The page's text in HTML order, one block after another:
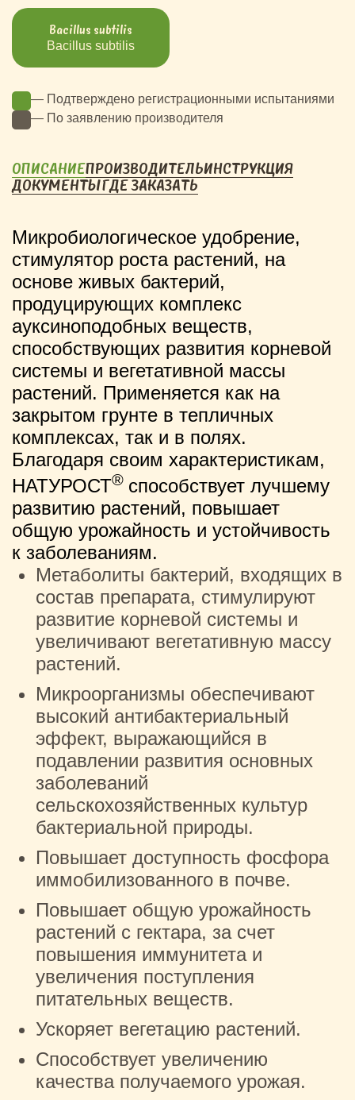
Bacillus subtilis
Bacillus subtilis
— Подтверждено регистрационными испытаниями
— По заявлению производителя
ОПИСАНИЕПРОИЗВОДИТЕЛЬИНСТРУКЦИЯ
ДОКУМЕНТЫГДЕ ЗАКАЗАТЬ
Микробиологическое удобрение,
стимулятор роста растений, на
основе живых бактерий,
продуцирующих комплекс
ауксиноподобных веществ,
способствующих развития корневой
системы и вегетативной массы
растений. Применяется как на
закрытом грунте в тепличных
комплексах, так и в полях.
Благодаря своим характеристикам,
НАТУРОСТ® способствует лучшему
развитию растений, повышает
общую урожайность и устойчивость
к заболеваниям.
Метаболиты бактерий, входящих в
состав препарата, стимулируют
развитие корневой системы и
увеличивают вегетативную массу
растений.
Микроорганизмы обеспечивают
высокий антибактериальный
эффект, выражающийся в
подавлении развития основных
заболеваний
сельскохозяйственных культур
бактериальной природы.
Повышает доступность фосфора
иммобилизованного в почве.
Повышает общую урожайность
растений с гектара, за счет
повышения иммунитета и
увеличения поступления
питательных веществ.
Ускоряет вегетацию растений.
Способствует увеличению
качества получаемого урожая.